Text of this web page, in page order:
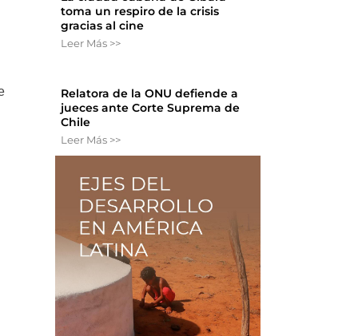
toma un respiro de la crisis
gracias al cine
Leer Más >>
Relatora de la ONU defiende a
jueces ante Corte Suprema de
Chile
Leer Más >>